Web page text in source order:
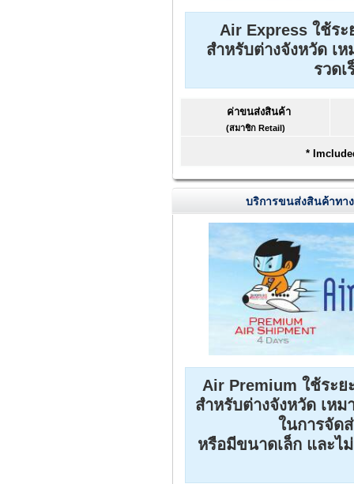
Air Express ใช้ระ
สำหรับต่างจังหวัด เ
รวด
ค่าขนส่งสินค้า
(สมาชิก Retail)
*
บริการขนส่งสินค้าทา
Air Premium ใช้ระย
สำหรับต่างจังหวัด เห
ในการจัด
หรือมีขนาดเล็ก และไ